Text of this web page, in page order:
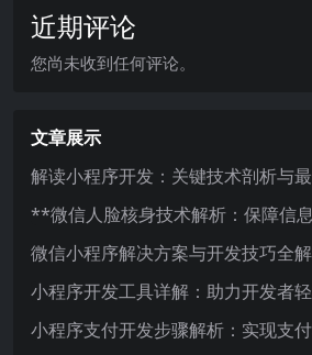
近期评论
您尚未收到任何评论。
文章展示
解读小程序开发：关键技术剖析与
**微信人脸核身技术解析：保障信
微信小程序解决方案与开发技巧全
小程序开发工具详解：助力开发者
小程序支付开发步骤解析：实现支